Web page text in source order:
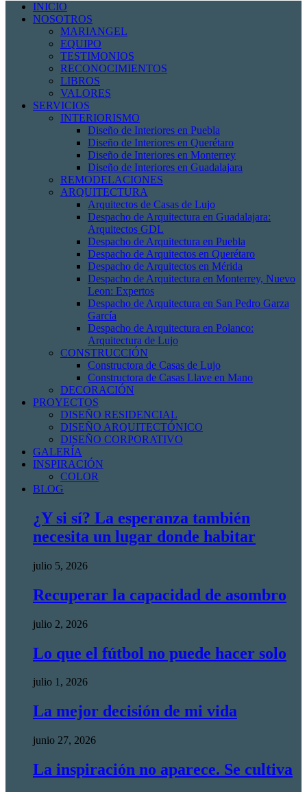
INICIO
NOSOTROS
MARIANGEL
EQUIPO
TESTIMONIOS
RECONOCIMIENTOS
LIBROS
VALORES
SERVICIOS
INTERIORISMO
Diseño de Interiores en Puebla
Diseño de Interiores en Querétaro
Diseño de Interiores en Monterrey
Diseño de Interiores en Guadalajara
REMODELACIONES
ARQUITECTURA
Arquitectos de Casas de Lujo
Despacho de Arquitectura en Guadalajara:
Arquitectos GDL
Despacho de Arquitectura en Puebla
Despacho de Arquitectos en Querétaro
Despacho de Arquitectos en Mérida
Despacho de Arquitectura en Monterrey, Nuevo
Leon: Expertos
Despacho de Arquitectura en San Pedro Garza
García
Despacho de Arquitectura en Polanco:
Arquitectura de Lujo
CONSTRUCCIÓN
Constructora de Casas de Lujo
Constructora de Casas Llave en Mano
DECORACIÓN
PROYECTOS
DISEÑO RESIDENCIAL
DISEÑO ARQUITECTÓNICO
DISEÑO CORPORATIVO
GALERÍA
INSPIRACIÓN
COLOR
BLOG
¿Y si sí? La esperanza también
necesita un lugar donde habitar
julio 5, 2026
Recuperar la capacidad de asombro
julio 2, 2026
Lo que el fútbol no puede hacer solo
julio 1, 2026
La mejor decisión de mi vida
junio 27, 2026
La inspiración no aparece. Se cultiva